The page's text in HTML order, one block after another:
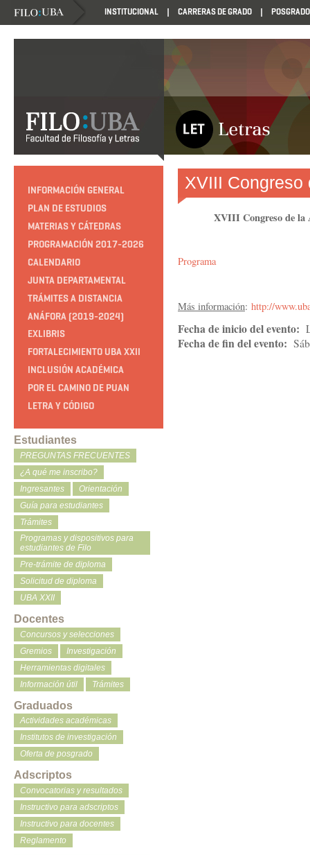
INSTITUCIONAL CARRERAS DE GRADO POSGRADO
INFORMACIÓN GENERAL
PLAN DE ESTUDIOS
MATERIAS Y CÁTEDRAS
PROGRAMACIÓN 2017-2026
CALENDARIO
JUNTA DEPARTAMENTAL
TRÁMITES A DISTANCIA
ANÁFORA (2019-2024)
EXLIBRIS
FORTALECIMIENTO UBA XXII
INCLUSIÓN ACADÉMICA
POR EL CAMINO DE PUAN
LETRA Y CÓDIGO
Estudiantes
PREGUNTAS FRECUENTES
¿A qué me inscribo?
Ingresantes
Orientación
Guía para estudiantes
Trámites
Programas y dispositivos para
estudiantes de Filo
Pre-trámite de diploma
Solicitud de diploma
UBA XXII
Docentes
Concursos y selecciones
Gremios
Investigación
Herramientas digitales
Información útil
Trámites
Graduados
Actividades académicas
Institutos de investigación
Oferta de posgrado
Adscriptos
Convocatorias y resultados
Instructivo para adscriptos
Instructivo para docentes
Reglamento
XVIII Congreso
XVIII Congreso de la
Programa
Más información: http://
Fecha de inicio del evento:
Fecha de fin del evento: